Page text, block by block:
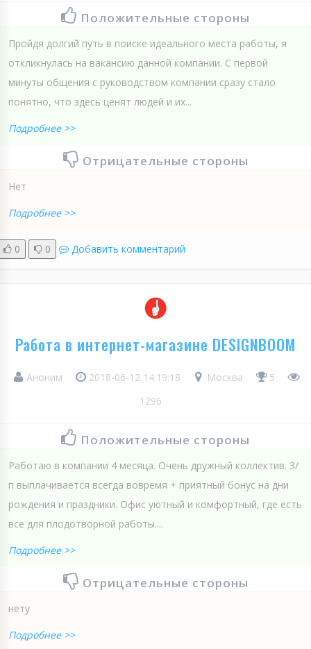
Положительные стороны
Пройдя долгий путь в поиске идеального места работы, я
откликнулась на вакансию данной компании. С первой
минуты общения с руководством компании сразу стало
понятно, что здесь ценят людей и их...
Подробнее >>
Отрицательные стороны
Нет
Подробнее >>
0 0 Добавить комментарий
Работа в интернет-магазине DESIGNBOOM
Аноним 2018-06-12 14:19:18 Москва
5
1296
Положительные стороны
Работаю в компании 4 месяца. Очень дружный коллектив. З/
п выплачивается всегда вовремя + приятный бонус на дни
рождения и праздники. Офис уютный и комфортный, где есть
все для плодотворной работы....
Подробнее >>
Отрицательные стороны
нету
Подробнее >>